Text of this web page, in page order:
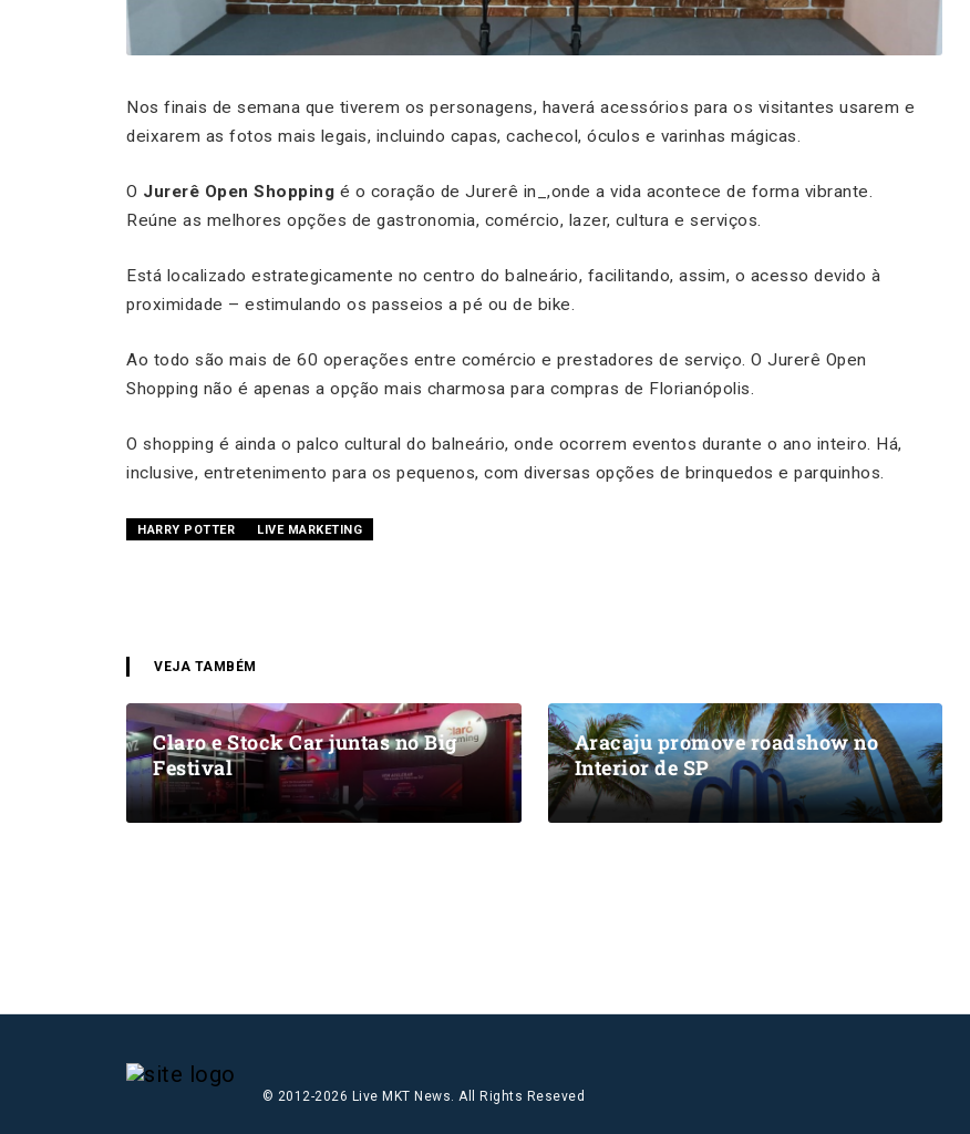
Nos finais de semana que tiverem os personagens, haverá acessórios para os visitantes usarem e
deixarem as fotos mais legais, incluindo capas, cachecol, óculos e varinhas mágicas.
O Jurerê Open Shopping é o coração de Jurerê in_ ,onde a vida acontece de forma vibrante.
Reúne as melhores opções de gastronomia, comércio, lazer, cultura e serviços.
Está localizado estrategicamente no centro do balneário, facilitando, assim, o acesso devido à
proximidade – estimulando os passeios a pé ou de bike.
Ao todo são mais de 60 operações entre comércio e prestadores de serviço. O Jurerê Open
Shopping não é apenas a opção mais charmosa para compras de Florianópolis.
O shopping é ainda o palco cultural do balneário, onde ocorrem eventos durante o ano inteiro. Há,
inclusive, entretenimento para os pequenos, com diversas opções de brinquedos e parquinhos.
HARRY POTTER LIVE MARKETING
VEJA TAMBÉM
Claro e Stock Car juntas no Big
Festival
Aracaju promove roadshow no
Interior de SP
© 2012-2026 Live MKT News. All Rights Reseved